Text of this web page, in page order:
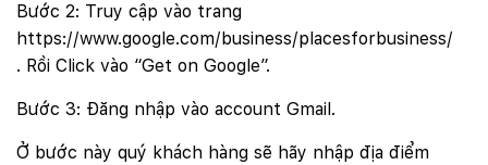
Bước 2: Truy cập vào trang
https://www.google.com/business/placesforbusiness/
. Rồi Click vào “Get on Google”.
Bước 3: Đăng nhập vào account Gmail.
Ở bước này quý khách hàng sẽ hãy nhập địa điểm